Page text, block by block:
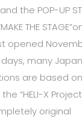
the POP-UP
THE
opened
many
are based
“HELI-X
original